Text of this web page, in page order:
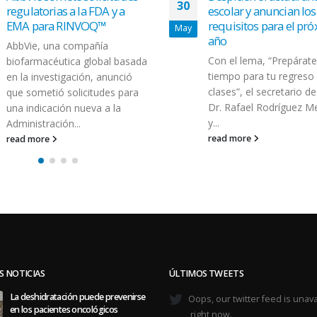
escolar y anuncian los
requisitos para el próximo
año
Con el lema, “Prepárate a
tiempo para tu regreso a
clases”, el secretario de salud,
Dr. Rafael Rodríguez Mercado
y...
read more
NOTICIAS
La deshidratación puede prevenirse
en los pacientes oncológicos
ÚLTIMOS TWEETS
Oops, our twitter feed is
right now.